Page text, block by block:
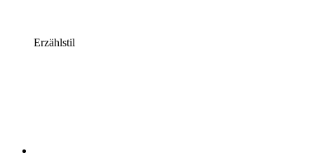
Erzählstil